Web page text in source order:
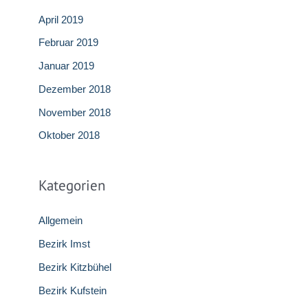
April 2019
Februar 2019
Januar 2019
Dezember 2018
November 2018
Oktober 2018
Kategorien
Allgemein
Bezirk Imst
Bezirk Kitzbühel
Bezirk Kufstein